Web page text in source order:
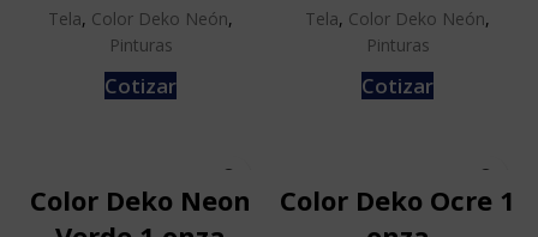
Tela, Color Deko Neón,
Pinturas
Cotizar
Tela, Color Deko Neón,
Pinturas
Cotizar
Color Deko Neon
Color Deko Ocre 1